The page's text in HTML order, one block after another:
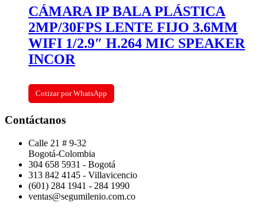
CÁMARA IP BALA PLÁSTICA
2MP/30FPS LENTE FIJO 3.6MM
WIFI 1/2.9″ H.264 MIC SPEAKER
INCOR
Cotizar por WhatsApp
Contáctanos
Calle 21 # 9-32
Bogotá-Colombia
304 658 5931 - Bogotá
313 842 4145 - Villavicencio
(601) 284 1941 - 284 1990
ventas@segumilenio.com.co